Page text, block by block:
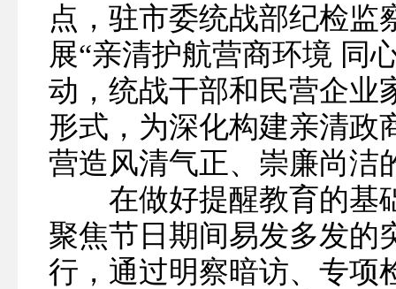
点，驻市委统战部纪检监
展“亲清护航营商环境 同
动，统战干部和民营企业
形式，为深化构建亲清政
营造风清气正、崇廉尚洁
在做好提醒教育的基
聚焦节日期间易发多发的
行，通过明察暗访、专项